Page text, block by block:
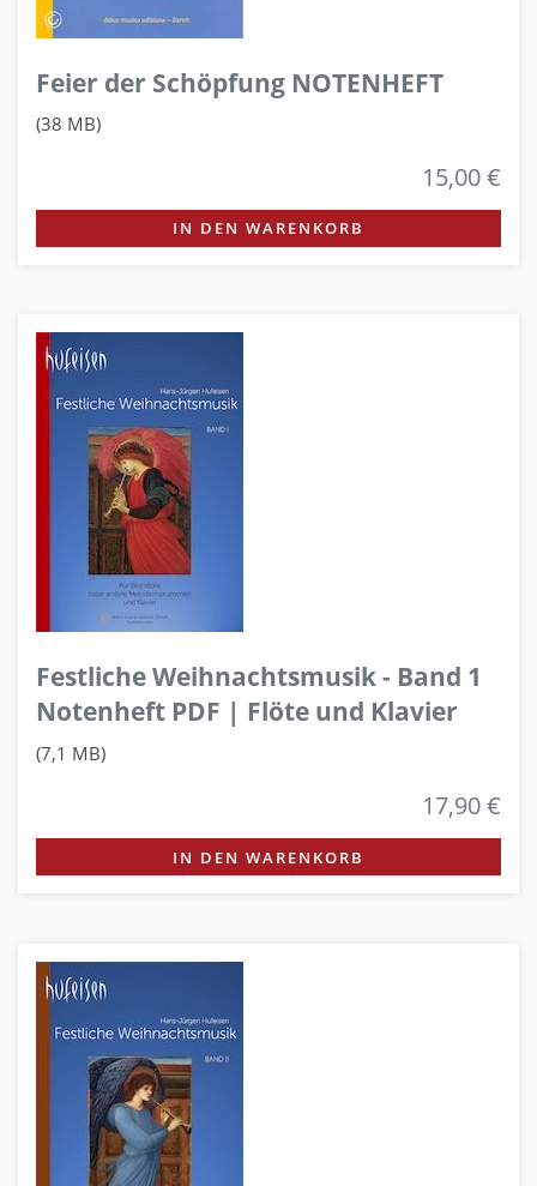
Feier der Schöpfung NOTENHEFT
(38 MB)
15,00 €
IN DEN WARENKORB
Festliche Weihnachtsmusik - Band 1
Notenheft PDF | Flöte und Klavier
(7,1 MB)
17,90 €
IN DEN WARENKORB